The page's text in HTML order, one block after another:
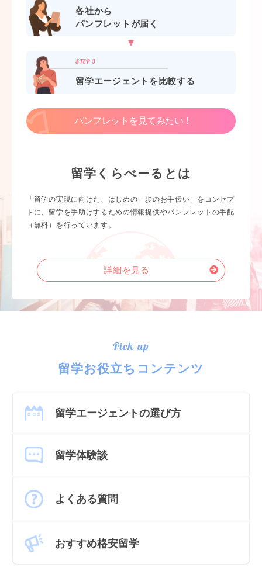
各社から
パンフレットが届く
留学エージェントを比較する
パンフレットを見てみたい！
留学くらべーるとは
「留学の実現に向けた、はじめの一歩のお手伝い」をコンセプ
トに、留学を手助けするための情報提供やパンフレットの手配
（無料）を行っています。
詳細を見る
Pick up
留学お役立ちコンテンツ
留学エージェントの選び方
留学体験談
よくある質問
おすすめ格安留学